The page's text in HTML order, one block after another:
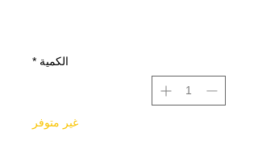
الكمية *
غير متوفر